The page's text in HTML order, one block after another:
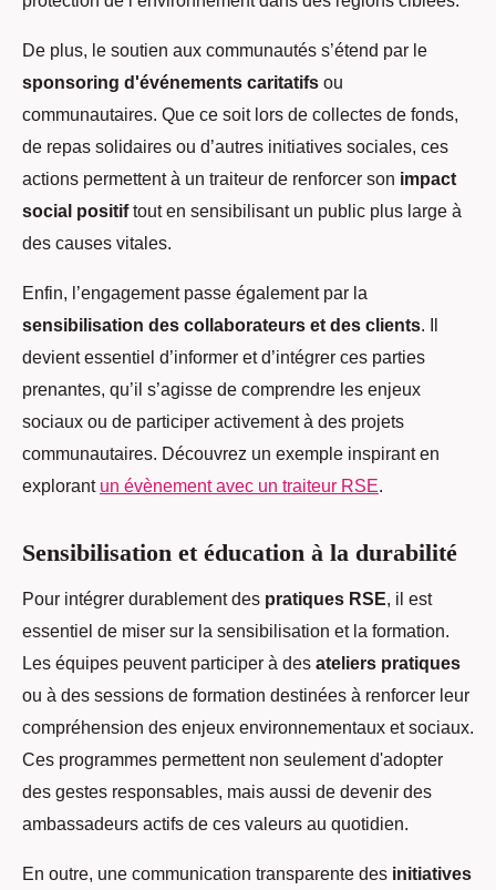
De plus, le soutien aux communautés s’étend par le
sponsoring d'événements caritatifs ou
communautaires. Que ce soit lors de collectes de fonds,
de repas solidaires ou d’autres initiatives sociales, ces
actions permettent à un traiteur de renforcer son impact
social positiftout en sensibilisant un public plus large à
des causes vitales.
Enfin, l’engagement passe également par la
sensibilisation des collaborateurs et des clients. Il
devient essentiel d’informer et d’intégrer ces parties
prenantes, qu’il s’agisse de comprendre les enjeux
sociaux ou de participer activement à des projets
communautaires. Découvrez un exemple inspirant en
explorant un évènement avec un traiteur RSE.
Sensibilisation et éducation à la durabilité
Pour intégrer durablement des pratiques RSE, il est
essentiel de miser sur la sensibilisation et la formation.
Les équipes peuvent participer à des ateliers pratiques
ou à des sessions de formation destinées à renforcer leur
compréhension des enjeux environnementaux et sociaux.
Ces programmes permettent non seulement d'adopter
des gestes responsables, mais aussi de devenir des
ambassadeurs actifs de ces valeurs au quotidien.
En outre, une communication transparente des initiatives